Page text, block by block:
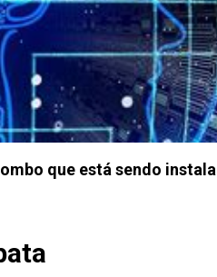
que está sendo